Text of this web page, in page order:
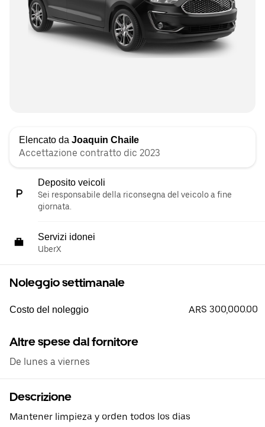
Elencato da Joaquin Chaile
Accettazione contratto dic 2023
Deposito veicoli
Sei responsabile della riconsegna del veicolo a fine
giornata.
Servizi idonei
UberX
Noleggio settimanale
Costo del noleggio ARS 300,000.00
Altre spese dal fornitore
De lunes a viernes
Descrizione
Mantener limpieza y orden todos los dias